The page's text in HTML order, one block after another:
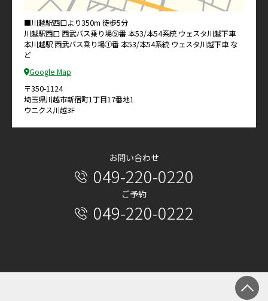
■川越駅西口より350m 徒歩5分
川越駅西口 西武バス乗り場⑤番 本53/本54系統 ウェスタ川越下車
本川越駅 西武バス乗り場①番 本53/本54系統 ウェスタ川越下車 な
ど
Google Map
〒350-1124
埼玉県川越市新宿町1丁目17番地1
ウニクス川越3F
お問い合わせ
049-220-0220
ご予約
049-220-0222